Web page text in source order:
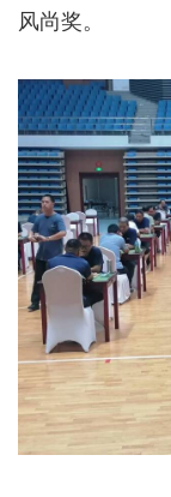
风尚奖。